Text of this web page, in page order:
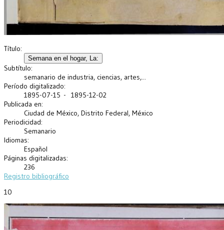
Título:
Subtítulo:
semanario de industria, ciencias, artes,...
Período digitalizado:
1895-07-15 - 1895-12-02
Publicada en:
Ciudad de México, Distrito Federal, México
Periodicidad:
Semanario
Idiomas:
Español
Páginas digitalizadas:
236
Registro bibliográfico
10